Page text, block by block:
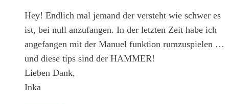
Hey! Endlich mal jemand der versteht wie schwer es
ist, bei null anzufangen. In der letzten Zeit habe ich
angefangen mit der Manuel funktion rumzuspielen …
und diese tips sind der HAMMER!
Lieben Dank,
Inka